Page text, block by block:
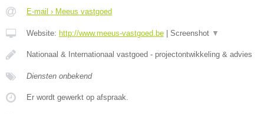
E-mail › Meeus vastgoed
Website: http://www.meeus-vastgoed.be Screenshot ▼
Nationaal & Internationaal vastgoed - projectontwikkeling & advies
Diensten onbekend
Er wordt gewerkt op afspraak.